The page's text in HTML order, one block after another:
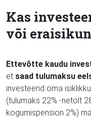
Kas
või
Ettevõtte kaudu
et saad tulumaksu
investeerid oma
(tulumaks 22% -netolt
kogumispension 2%)